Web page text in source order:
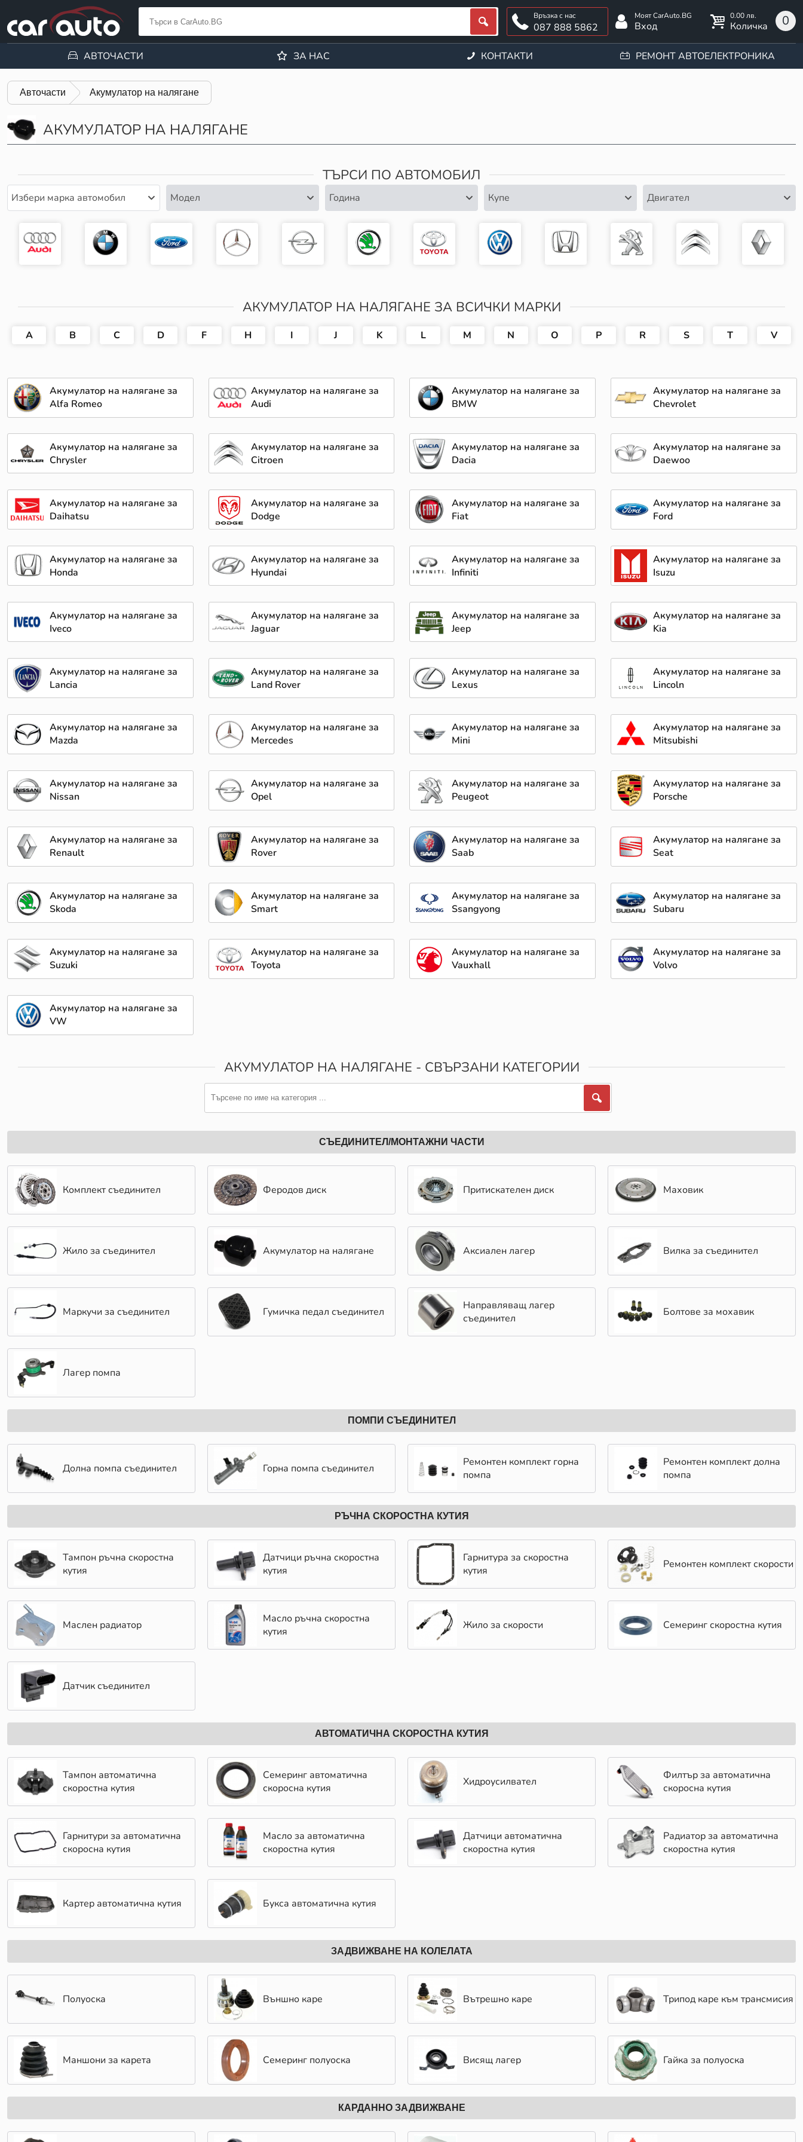
087 888 5862 Вход
0.00 лв. 0
Количка
АВТОЧАСТИ ЗА НАС КОНТАКТИ РЕМОНТ АВТОЕЛЕКТРОНИКА
Авточасти Акумулатор на налягане
АКУМУЛАТОР НА НАЛЯГАНЕ
ТЪРСИ ПО АВТОМОБИЛ
Избери марка автомобил Модел Година Купе Двигател
АКУМУЛАТОР НА НАЛЯГАНЕ ЗА ВСИЧКИ МАРКИ
A B C D F H I J K L M N O P R S T V
Акумулатор на налягане за
Alfa Romeo
Акумулатор на налягане за
Audi
Акумулатор на налягане за
BMW
Акумулатор на налягане за
Chevrolet
Акумулатор на налягане за
Chrysler
Акумулатор на налягане за
Citroen
Акумулатор на налягане за
Dacia
Акумулатор на налягане за
Daewoo
Акумулатор на налягане за
Daihatsu
Акумулатор на налягане за
Dodge
Акумулатор на налягане за
Fiat
Акумулатор на налягане за
Ford
Акумулатор на налягане за
Honda
Акумулатор на налягане за
Hyundai
Акумулатор на налягане за
Infiniti
Акумулатор на налягане за
Isuzu
Акумулатор на налягане за
Iveco
Акумулатор на налягане за
Jaguar
Акумулатор на налягане за
Jeep
Акумулатор на налягане за
Kia
Акумулатор на налягане за
Lancia
Акумулатор на налягане за
Land Rover
Акумулатор на налягане за
Lexus
Акумулатор на налягане за
Lincoln
Акумулатор на налягане за
Mazda
Акумулатор на налягане за
Mercedes
Акумулатор на налягане за
Mini
Акумулатор на налягане за
Mitsubishi
Акумулатор на налягане за
Nissan
Акумулатор на налягане за
Opel
Акумулатор на налягане за
Peugeot
Акумулатор на налягане за
Porsche
Акумулатор на налягане за
Renault
Акумулатор на налягане за
Rover
Акумулатор на налягане за
Saab
Акумулатор на налягане за
Seat
Акумулатор на налягане за
Skoda
Акумулатор на налягане за
Smart
Акумулатор на налягане за
Ssangyong
Акумулатор на налягане за
Subaru
Акумулатор на налягане за
Suzuki
Акумулатор на налягане за
Toyota
Акумулатор на налягане за
Vauxhall
Акумулатор на налягане за
Volvo
Акумулатор на налягане за
VW
АКУМУЛАТОР НА НАЛЯГАНЕ - СВЪРЗАНИ КАТЕГОРИИ
СЪЕДИНИТЕЛ/МОНТАЖНИ ЧАСТИ
Комплект съединител Феродов диск Притискателен диск Маховик
Жило за съединител Акумулатор на налягане Аксиален лагер Вилка за съединител
Маркучи за съединител Гумичка педал съединител
Направляващ лагер
съединител
Болтове за мохавик
Лагер помпа
ПОМПИ СЪЕДИНИТЕЛ
Долна помпа съединител Горна помпа съединител
Ремонтен комплект горна
помпа
Ремонтен комплект долна
помпа
РЪЧНА СКОРОСТНА КУТИЯ
Тампон ръчна скоростна
кутия
Датчици ръчна скоростна
кутия
Гарнитура за скоростна
кутия
Ремонтен комплект скорости
Маслен радиатор
Масло ръчна скоростна
кутия
Жило за скорости Семеринг скоростна кутия
Датчик съединител
АВТОМАТИЧНА СКОРОСТНА КУТИЯ
Тампон автоматична
скоростна кутия
Семеринг автоматична
скоросна кутия
Хидроусилвател
Филтър за автоматична
скоросна кутия
Гарнитури за автоматична
скоросна кутия
Масло за автоматична
скоростна кутия
Датчици автоматична
скоростна кутия
Радиатор за автоматична
скоростна кутия
Картер автоматична кутия Букса автоматична кутия
ЗАДВИЖВАНЕ НА КОЛЕЛАТА
Полуоска Външно каре Вътрешно каре Трипод каре към трансмисия
Маншони за карета Семеринг полуоска Висящ лагер Гайка за полуоска
КАРДАННО ЗАДВИЖВАНЕ